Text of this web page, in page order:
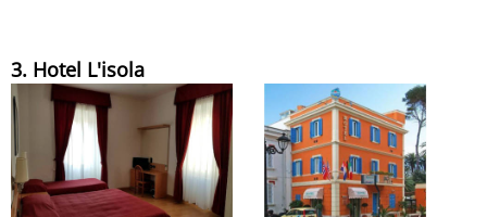
3. Hotel L'isola